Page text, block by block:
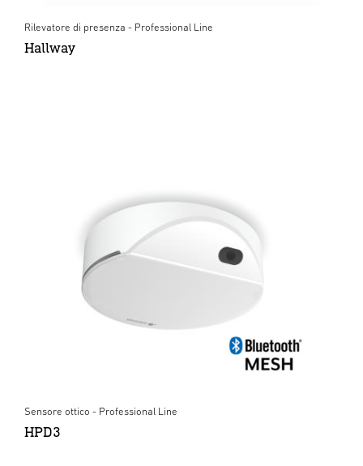
Rilevatore di presenza - Professional Line
Hallway
Sensore ottico - Professional Line
HPD3